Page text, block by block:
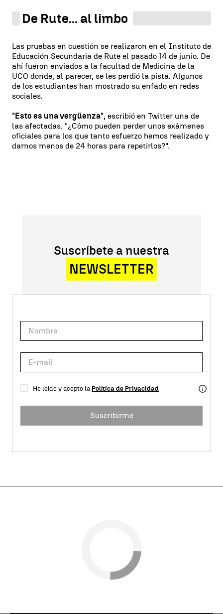
De Rute... al limbo
Las pruebas en cuestión se realizaron en el Instituto de
Educación Secundaria de Rute el pasado 14 de junio. De
ahí fueron enviados a la facultad de Medicina de la
UCO donde, al parecer, se les perdió la pista. Algunos
de los estudiantes han mostrado su enfado en redes
sociales.
"Esto es una vergüenza", escribió en Twitter una de
las afectadas. "¿Cómo pueden perder unos exámenes
oficiales para los que tanto esfuerzo hemos realizado y
darnos menos de 24 horas para repetirlos?".
Suscríbete a nuestra
NEWSLETTER
He leído y acepto la Política de Privacidad
Suscribirme